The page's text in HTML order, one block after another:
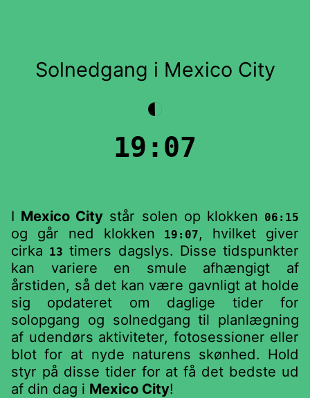
Solnedgang i Mexico City
◐
19:07
I Mexico City står solen op klokken 06:15
og går ned klokken 19:07, hvilket giver
cirka 13 timers dagslys. Disse tidspunkter
kan variere en smule afhængigt af
årstiden, så det kan være gavnligt at holde
sig opdateret om daglige tider for
solopgang og solnedgang til planlægning
af udendørs aktiviteter, fotosessioner eller
blot for at nyde naturens skønhed. Hold
styr på disse tider for at få det bedste ud
af din dag i Mexico City!